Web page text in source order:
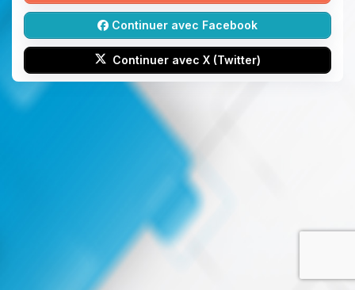
Continuer avec Facebook
Continuer avec X (Twitter)